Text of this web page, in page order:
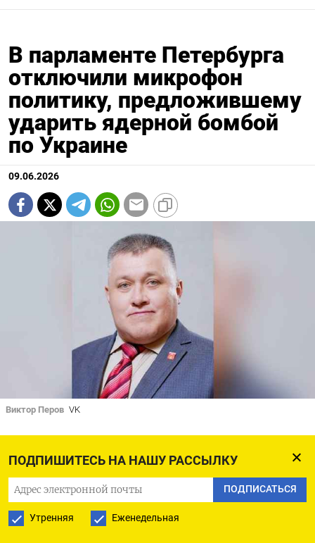
ПОДПИШИТЕСЬ НА НАШУ РАССЫЛКУ
ПОДПИСАТЬСЯ
Утренняя Еженедельная
В парламенте Петербурга
отключили микрофон
политику, предложившему
ударить ядерной бомбой
по Украине
09.06.2026
Виктор Перов VK
Владимира Зеленского в «антикоммунизме»
и русофобии и заявил, что по Украине